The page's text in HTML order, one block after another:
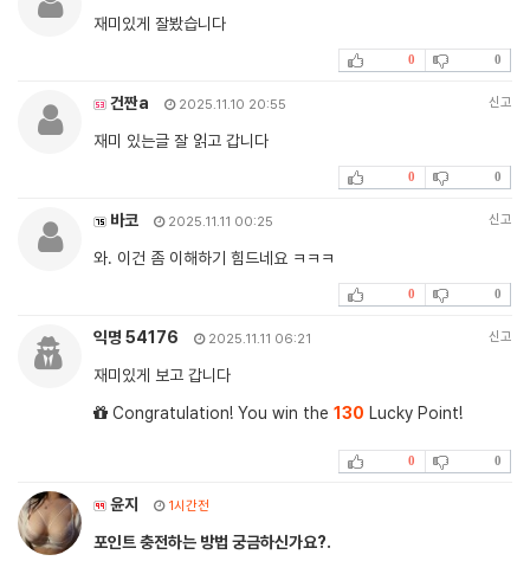
재미있게 잘봤습니다
0 0
건짠a 2025.11.10 20:55 신고
재미 있는글 잘 읽고 갑니다
0 0
바코 2025.11.11 00:25 신고
와. 이건 좀 이해하기 힘드네요 ㅋㅋㅋ
0 0
익명 54176 2025.11.11 06:21 신고
재미있게 보고 갑니다
Congratulation! You win the 130 Lucky Point!
0 0
윤지 1시간전
포인트 충전하는 방법 궁금하신가요?.